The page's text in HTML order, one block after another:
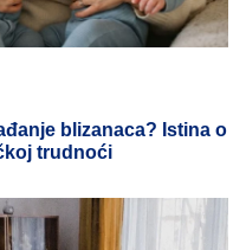
blizanaca? Istina o
trudnoći